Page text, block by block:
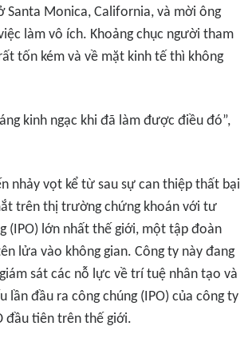
Santa Monica, California, và mời ông
làm vô ích. Khoảng chục người tham
tốn kém và về mặt kinh tế thì không
kinh ngạc khi đã làm được điều đó”,
nhảy vọt kể từ sau sự can thiệp thất bại
trên thị trường chứng khoán với tư
(IPO) lớn nhất thế giới, một tập đoàn
lửa vào không gian. Công ty này đang
sát các nỗ lực về trí tuệ nhân tạo và
lần đầu ra công chúng (IPO) của công ty
đầu tiên trên thế giới.